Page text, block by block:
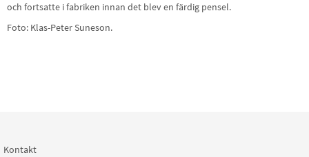
och fortsatte i fabriken innan det blev en färdig pensel.
Foto: Klas-Peter Suneson.
Kontakt